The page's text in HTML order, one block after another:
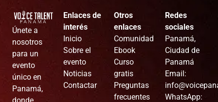
Únete a
nosotros
para un
evento
único en
Panamá,
Enlaces de
interés
Inicio
Sobre el
evento
Noticias
Contactar
Otros
enlaces
Comunidad
Ebook
Curso
gratis
Preguntas
frecuentes
Redes
sociales
Panamá,
Ciudad de
Panamá
Email:
WhatsApp: